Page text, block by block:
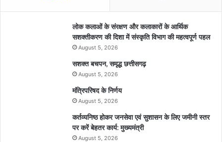
लोक कलाओं के संरक्षण और कलाकारों के आर्थिक
सशक्तीकरण की दिशा में संस्कृति विभाग की महत्वपूर्ण पहल
August 5, 2026
सशक्त बचपन, समृद्ध छत्तीसगढ़
August 5, 2026
मंत्रिपरिषद के निर्णय
August 5, 2026
कर्तव्यनिष्ठ होकर जनसेवा एवं सुशासन के लिए जमीनी स्तर
पर करें बेहतर कार्य: मुख्यमंत्री
August 5, 2026